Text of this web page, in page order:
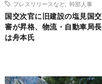
プレスリリースなど
幹部人事
国交次官に旧建設の塩見国交
審が昇格、物流・自動車局長
は舟本氏